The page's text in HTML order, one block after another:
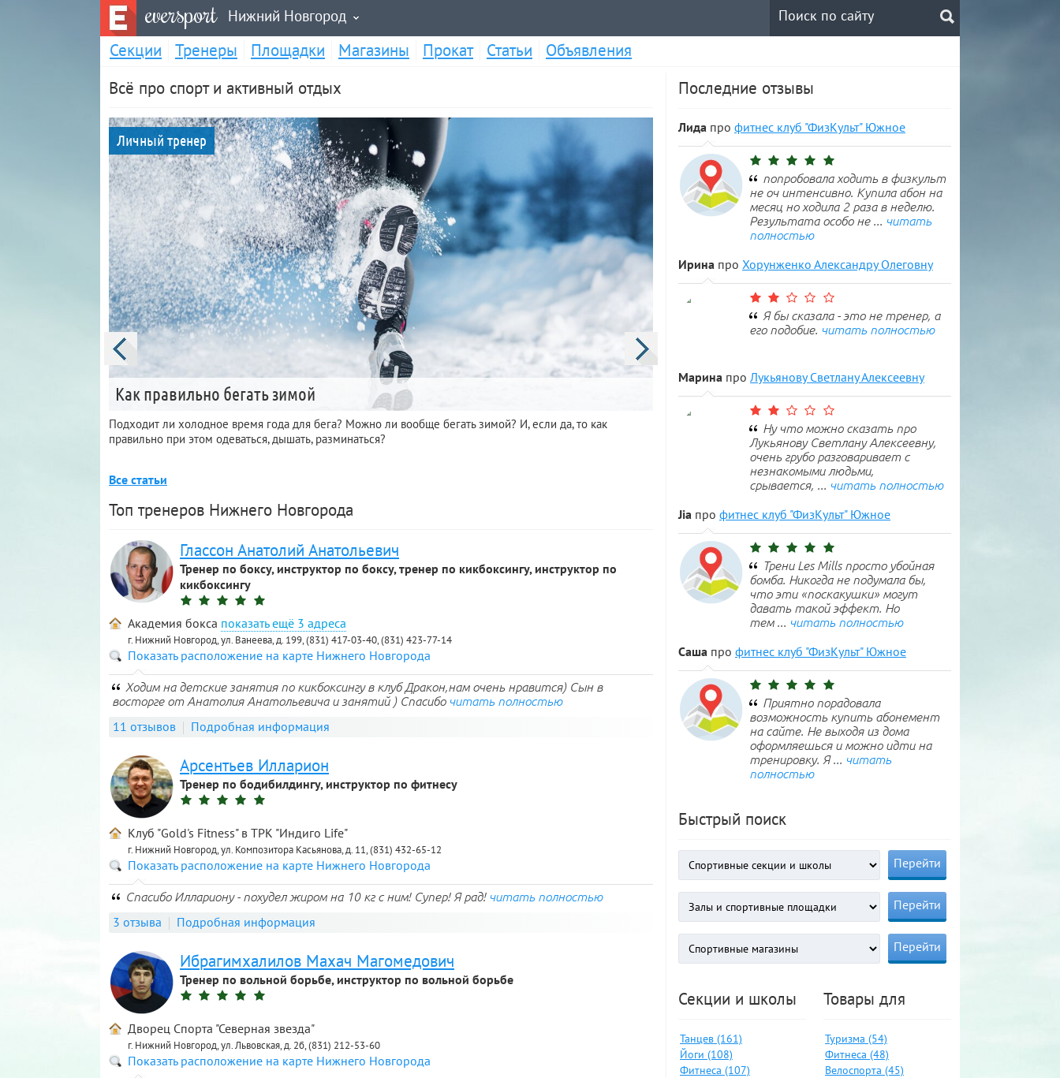
eversport Нижний Новгород
Секции Тренеры Площадки Магазины Прокат Статьи
Объявления
Всё про спорт и активный отдых
Личный тренер
Как правильно бегать зимой
Подходит ли холодное время года для бега? Можно ли вообще бегать зимой? И, если да, то как
правильно при этом одеваться, дышать, разминаться?
Личный тренер
Паркур. Философия движения
Прыгать через заборы и преодолевать городское пространство не самым
человека образом. Такой экстремальный отдых становится всё более
активной молодёжи.
Все статьи
Топ тренеров Нижнего Новгорода
Глассон Анатолий Анатольевич
Тренер по боксу, инструктор по боксу, тренер по кикбоксингу, инструктор по
кикбоксингу
Академия бокса 3 адреса
г. Нижний Новгород, ул. Ванеева, д. 199, (831) 417-03-40, (831) 423-77-14
Показать расположение на карте Нижнего Новгорода
Ходим на детские занятия по кикбоксингу в клуб Дракон,нам очень нравится) Сын в
восторге от Анатолия Анатольевича и занятий ) Спасибо читать полностью
11 отзывов Подробная информация
Арсентьев Илларион
Тренер по бодибилдингу, инструктор по фитнесу
Клуб "Gold's Fitness" в ТРК "Индиго Life"
г. Нижний Новгород, ул. Композитора Касьянова, д. 11, (831) 432-65-12
Показать расположение на карте Нижнего Новгорода
Спасибо Иллариону - похудел жиром на 10 кг с ним! Супер! Я рад! читать полностью
3 отзыва Подробная информация
Ибрагимхалилов Махач Магомедович
Тренер по вольной борьбе, инструктор по вольной борьбе
Дворец Спорта "Северная звезда"
г. Нижний Новгород, ул. Львовская, д. 2б, (831) 212-53-60
Показать расположение на карте Нижнего Новгорода
Последние отзывы
Лида про фитнес клуб "ФизКульт" Южное
попробовала ходить в физкульт
не оч интенсивно. Купила абон на
месяц но ходила 2 раза в неделю.
Результата особо не ... читать
полностью
Ирина про Хорунженко Александру Олеговну
Я бы сказала - это не тренер, а
его подобие. читать полностью
Марина про Лукьянову Светлану Алексеевну
Ну что можно сказать про
Лукьянову Светлану Алексеевну,
очень грубо разговаривает с
незнакомыми людьми,
срывается, ... читать полностью
Jia про фитнес клуб "ФизКульт" Южное
Трени Les Mills просто убойная
бомба. Никогда не подумала бы,
что эти «поскакушки» могут
давать такой эффект. Но
тем ... читать полностью
Саша про фитнес клуб "ФизКульт" Южное
Приятно порадовала
возможность купить абонемент
на сайте. Не выходя из дома
оформляешься и можно идти на
тренировку. Я ... читать
полностью
Быстрый поиск
Секции и школы
Танцев (161)
Йоги (108)
Фитнеса (107)
Товары для
Туризма (54)
Фитнеса (48)
Велоспорта (45)